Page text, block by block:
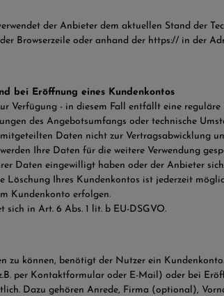
der Anbieter dem aktuellen Stand der
Browserzeile oder anhand der https:// in der
bei Eröffnung eines Kundenkontos
Verfügung - in diesem Fall entfällt eine
des Angebotsumfangs oder technische
Daten nicht zur
Ihre Daten für die weitere Verwendung
Daten eingewilligt haben oder der Anbieter
Ihres Kundenkontos ist jederzeit
Kundenkonto erfolgen.
in Art. 6 Abs. 1 lit. b EU-DSGVO.
können, benötigt der Nutzer ein
per Kontaktformular oder E-Mail) oder bei
Dazu gehören Anrede, Firma (optional),